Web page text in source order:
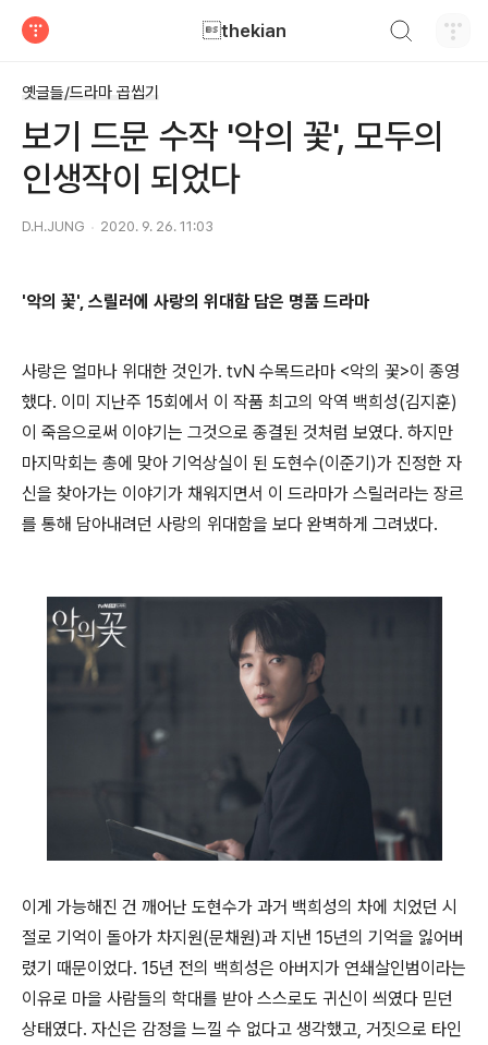
thekian
옛글들/드라마 곱씹기
보기 드문 수작 '악의 꽃', 모두의
인생작이 되었다
D.H.JUNG 2020. 9. 26. 11:03
'악의 꽃', 스릴러에 사랑의 위대함 담은 명품 드라마
사랑은 얼마나 위대한 것인가. tvN 수목드라마 <악의 꽃>이 종영
했다. 이미 지난주 15회에서 이 작품 최고의 악역 백희성(김지훈)
이 죽음으로써 이야기는 그것으로 종결된 것처럼 보였다. 하지만
마지막회는 총에 맞아 기억상실이 된 도현수(이준기)가 진정한 자
신을 찾아가는 이야기가 채워지면서 이 드라마가 스릴러라는 장르
를 통해 담아내려던 사랑의 위대함을 보다 완벽하게 그려냈다.
이게 가능해진 건 깨어난 도현수가 과거 백희성의 차에 치었던 시
절로 기억이 돌아가 차지원(문채원)과 지낸 15년의 기억을 잃어버
렸기 때문이었다. 15년 전의 백희성은 아버지가 연쇄살인범이라는
이유로 마을 사람들의 학대를 받아 스스로도 귀신이 씌였다 믿던
상태였다. 자신은 감정을 느낄 수 없다고 생각했고, 거짓으로 타인